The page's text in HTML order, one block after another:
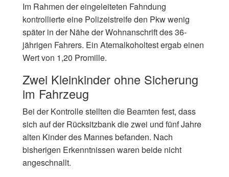
Im Rahmen der eingeleiteten Fahndung
kontrollierte eine Polizeistreife den Pkw wenig
später in der Nähe der Wohnanschrift des 36-
jährigen Fahrers. Ein Atemalkoholtest ergab einen
Wert von 1,20 Promille.
Zwei Kleinkinder ohne Sicherung
im Fahrzeug
Bei der Kontrolle stellten die Beamten fest, dass
sich auf der Rücksitzbank die zwei und fünf Jahre
alten Kinder des Mannes befanden. Nach
bisherigen Erkenntnissen waren beide nicht
angeschnallt.